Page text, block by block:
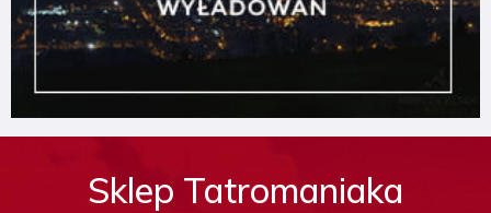
Sklep Tatromaniaka